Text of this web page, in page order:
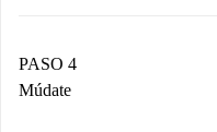
contacto con el
Si es rechazada: No
PASO 4
Múdate